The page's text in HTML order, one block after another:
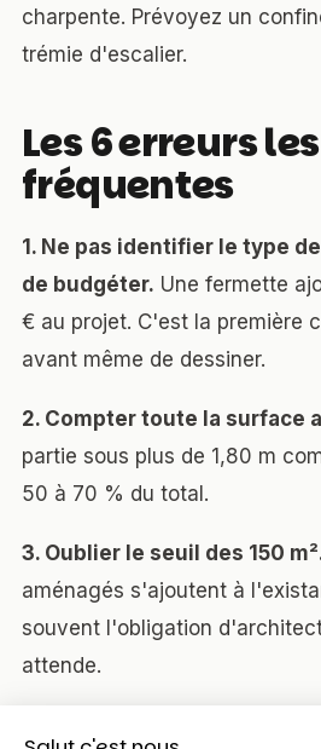
charpente. Prévoyez un
trémie d'escalier.
Les 6 erreurs
fréquentes
1. Ne pas identifier le type
de budgéter. Une fermette
€ au projet. C'est la première
avant même de dessiner.
2. Compter toute la surface
partie sous plus de 1,80 m
50 à 70 % du total.
3. Oublier le seuil des 150
aménagés s'ajoutent à
souvent l'obligation
attende.
4. Croire qu'aucune